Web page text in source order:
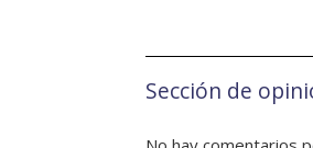
Sección de